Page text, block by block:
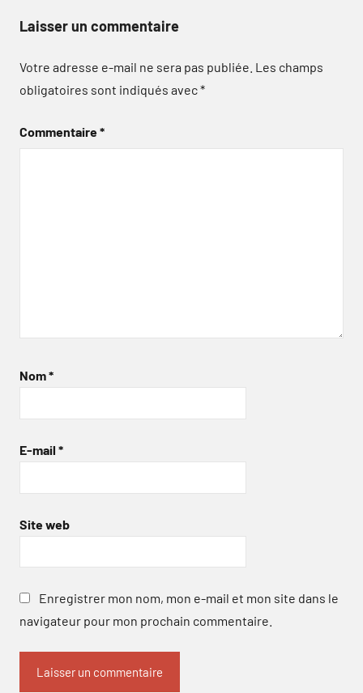
Laisser un commentaire
Votre adresse e-mail ne sera pas publiée. Les champs
obligatoires sont indiqués avec*
Commentaire*
Nom*
E-mail *
Site web
Enregistrer mon nom, mon e-mail et mon site dans le
navigateur pour mon prochain commentaire.